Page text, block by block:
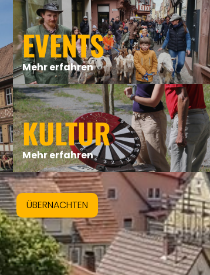
EVENTS
Mehr erfahren
KULTUR
Mehr erfahren
ÜBERNACHTEN